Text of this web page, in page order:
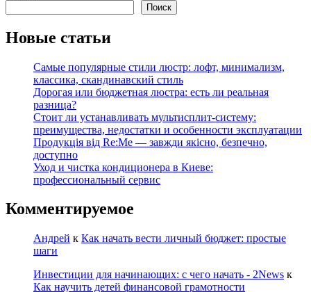
Поиск
Новые статьи
Самые популярные стили люстр: лофт, минимализм,
классика, скандинавский стиль
Дорогая или бюджетная люстра: есть ли реальная
разница?
Стоит ли устанавливать мультисплит-систему:
преимущества, недостатки и особенности эксплуатации
Продукція від Re:Me — завжди якісно, безпечно,
доступно
Уход и чистка кондиционера в Киеве:
профессиональный сервис
Комментируемое
Андрей к Как начать вести личный бюджет: простые
шаги
Инвестиции для начинающих: с чего начать - 2News к
Как научить детей финансовой грамотности